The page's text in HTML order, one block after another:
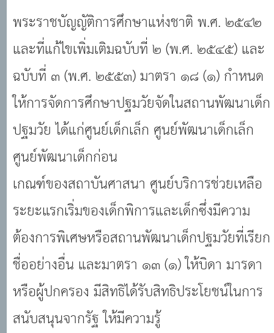
พระราชบัญญัติการศึกษาแห่งชาติ พ.ศ. ๒๕๔๒
และที่แก้ไขเพิ่มเติมฉบับที่ ๒ (พ.ศ. ๒๕๔๕) และ
ฉบับที่ ๓ (พ.ศ. ๒๕๕๓) มาตรา ๑๘ (๑) กำหนด
ให้การจัดการศึกษาปฐมวัยจัดในสถานพัฒนาเด็ก
ปฐมวัย ได้แก่ศูนย์เด็กเล็ก ศูนย์พัฒนาเด็กเล็ก
ศูนย์พัฒนาเด็กก่อน
เกณฑ์ของสถาบันศาสนา ศูนย์บริการช่วยเหลือ
ระยะแรกเริ่มของเด็กพิการและเด็กซึ่งมีความ
ต้องการพิเศษหรือสถานพัฒนาเด็กปฐมวัยที่เรียก
ชื่ออย่างอื่น และมาตรา ๑๓ (๑) ให้บิดา มารดา
หรือผู้ปกครอง มีสิทธิได้รับสิทธิประโยชน์ในการ
สนับสนุนจากรัฐ ให้มีความรู้